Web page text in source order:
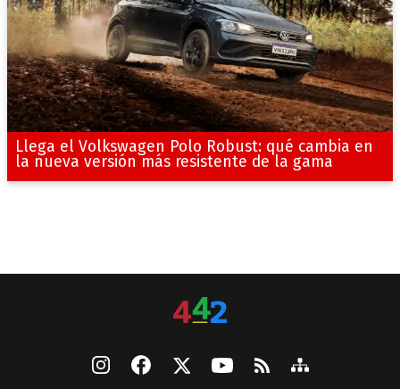
Llega el Volkswagen Polo Robust: qué cambia en
la nueva versión más resistente de la gama